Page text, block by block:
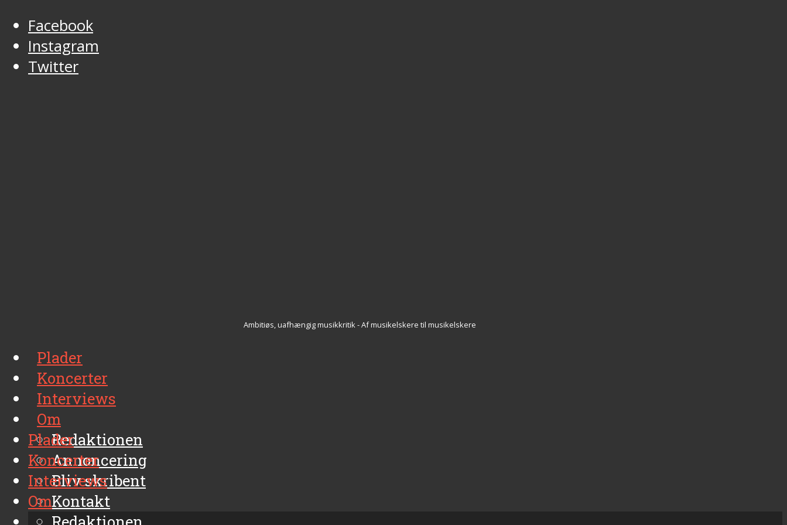
Facebook
Instagram
Twitter
Ambitiøs, uafhængig musikkritik - Af musikelskere til musikelskere
Plader
Koncerter
Interviews
Om
Redaktionen
Annoncering
Bliv skribent
Kontakt
Plader
Koncerter
Interviews
Om